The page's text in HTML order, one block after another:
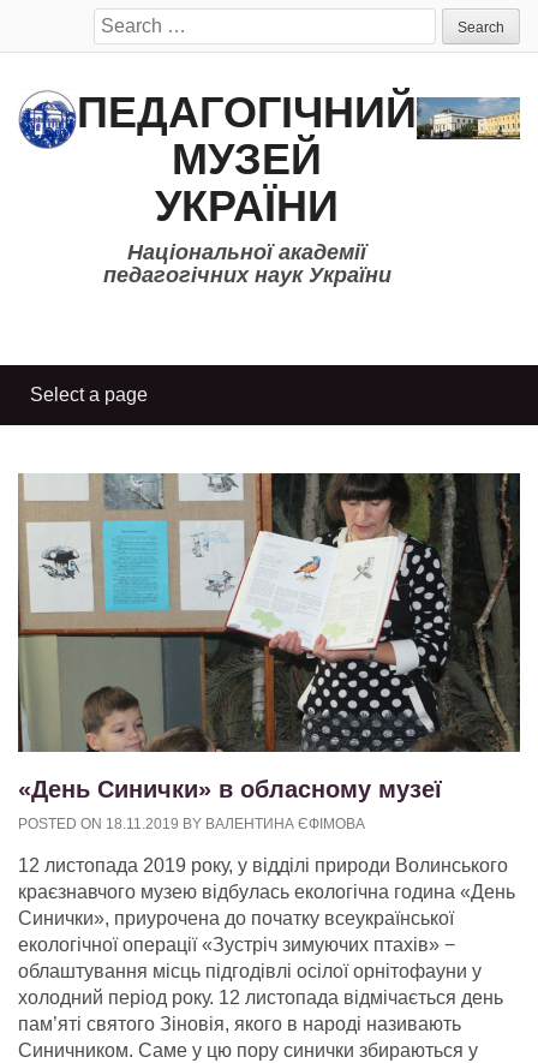
Search
for:
ПЕДАГОГІЧНИЙ
МУЗЕЙ
УКРАЇНИ
Національної академії
педагогічних наук України
«День Синички» в обласному музеї
POSTED ON 18.11.2019 BY ВАЛЕНТИНА ЄФІМОВА
12 листопада 2019 року, у відділі природи Волинського
краєзнавчого музею відбулась екологічна година «День
Синички», приурочена до початку всеукраїнської
екологічної операції «Зустріч зимуючих птахів» −
облаштування місць підгодівлі осілої орнітофауни у
холодний період року. 12 листопада відмічається день
пам’яті святого Зіновія, якого в народі називають
Синичником. Саме у цю пору синички збираються у